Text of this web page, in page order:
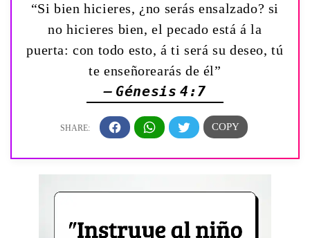
“Si bien hicieres, ¿no serás ensalzado? si
no hicieres bien, el pecado está á la
puerta: con todo esto, á ti será su deseo, tú
te enseñorearás de él”
— Génesis 4:7